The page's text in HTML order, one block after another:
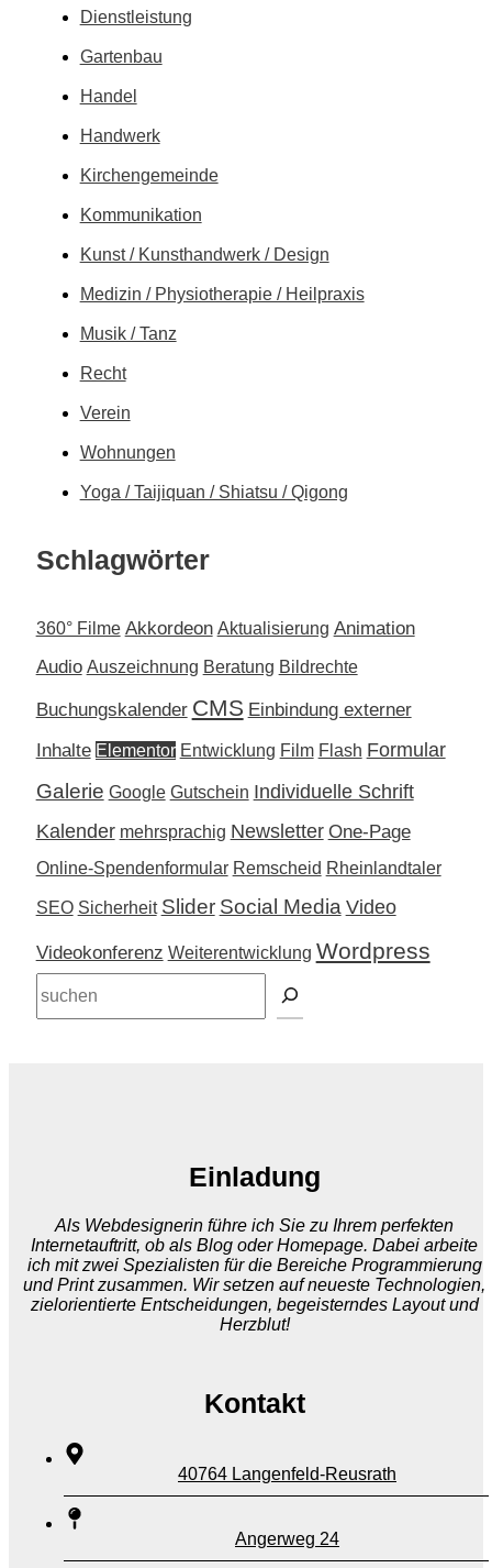
Dienstleistung
Gartenbau
Handel
Handwerk
Kirchen­gemeinde
Kommunikation
Kunst / Kunsthandwerk / Design
Medizin / Physiotherapie / Heilpraxis
Musik / Tanz
Recht
Verein
Wohnungen
Yoga / Taijiquan / Shiatsu / Qigong
Schlagwörter
360° Filme Akkordeon Aktualisierung Animation
Audio Auszeichnung Beratung Bildrechte
Buchungskalender CMS Einbindung externer
Inhalte Elementor Entwicklung Film Flash Formular
Galerie Google Gutschein Individuelle Schrift
Kalender mehrsprachig Newsletter One-Page
Online-Spendenformular Remscheid Rheinlandtaler
SEO Sicherheit Slider Social Media Video
Videokonferenz Weiterentwicklung Wordpress
Suchen
Einladung
Als Webdesignerin führe ich Sie zu Ihrem perfekten
Internetauftritt, ob als Blog oder Homepage. Dabei arbeite
ich mit zwei Spezialisten für die Bereiche Programmierung
und Print zusammen. Wir setzen auf neueste Technologien,
zielorientierte Entscheidungen, begeisterndes Layout und
Herzblut!
Kontakt
40764 Langenfeld-Reusrath
Angerweg 24